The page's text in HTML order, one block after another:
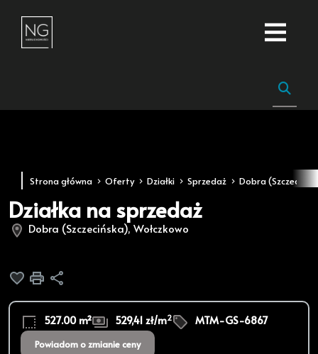
Strona główna Oferty Działki Sprzedaż Dobra
Działka na sprzedaż
Dobra (Szczecińska), Wołczkowo
Dodaj do ulubionych
Drukuj
527.00 m² 529,41 zł/m2 MTM-GS-6867
Powiadom o zmianie ceny